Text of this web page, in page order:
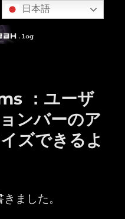
：ユーザ
ンバーのア
ズできるよ
ました。
日本語